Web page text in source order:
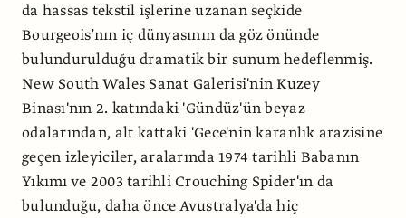
da hassas tekstil işlerine uzanan seçkide
Bourgeois’nın iç dünyasının da göz önünde
bulundurulduğu dramatik bir sunum hedeflenmiş.
New South Wales Sanat Galerisi'nin Kuzey
Binası'nın 2. katındaki 'Gündüz'ün beyaz
odalarından, alt kattaki 'Gece'nin karanlık arazisine
geçen izleyiciler, aralarında 1974 tarihli Babanın
Yıkımı ve 2003 tarihli Crouching Spider'ın da
bulunduğu, daha önce Avustralya'da hiç